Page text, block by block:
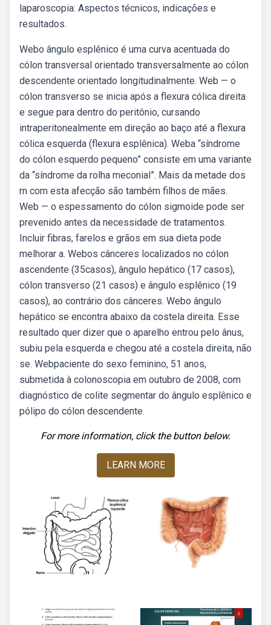
laparoscopia: Aspectos técnicos, indicações e
resultados.
Webo ângulo esplênico é uma curva acentuada do
cólon transversal orientado transversalmente ao cólon
descendente orientado longitudinalmente. Web — o
cólon transverso se inicia após a flexura cólica direita
e segue para dentro do peritônio, cursando
intraperitonealmente em direção ao baço até a flexura
cólica esquerda (flexura esplênica). Weba “síndrome
do cólon esquerdo pequeno” consiste em uma variante
da “síndrome da rolha meconial”. Mais da metade dos
rn com esta afecção são também filhos de mães.
Web — o espessamento do cólon sigmoide pode ser
prevenido antes da necessidade de tratamentos.
Incluir fibras, farelos e grãos em sua dieta pode
melhorar a. Webos cânceres localizados no cólon
ascendente (35casos), ângulo hepático (17 casos),
cólon transverso (21 casos) e ângulo esplênico (19
casos), ao contrário dos cânceres. Webo ângulo
hepático se encontra abaixo da costela direita. Esse
resultado quer dizer que o aparelho entrou pelo ânus,
subiu pela esquerda e chegou até a costela direita, não
se. Webpaciente do sexo feminino, 51 anos,
submetida à colonoscopia em outubro de 2008, com
diagnóstico de colite segmentar do ângulo esplênico e
pólipo do cólon descendente.
For more information, click the button below.
LEARN MORE